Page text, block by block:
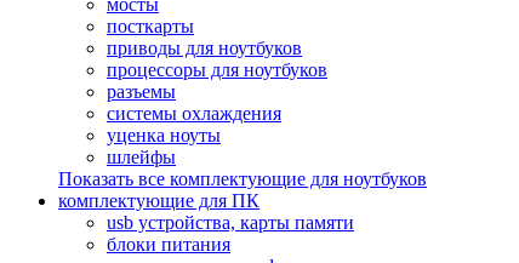
мосты
посткарты
приводы для ноутбуков
процессоры для ноутбуков
разъемы
системы охлаждения
уценка ноуты
шлейфы
Показать все комплектующие для ноутбуков
комплектующие для ПК
usb устройства, карты памяти
блоки питания